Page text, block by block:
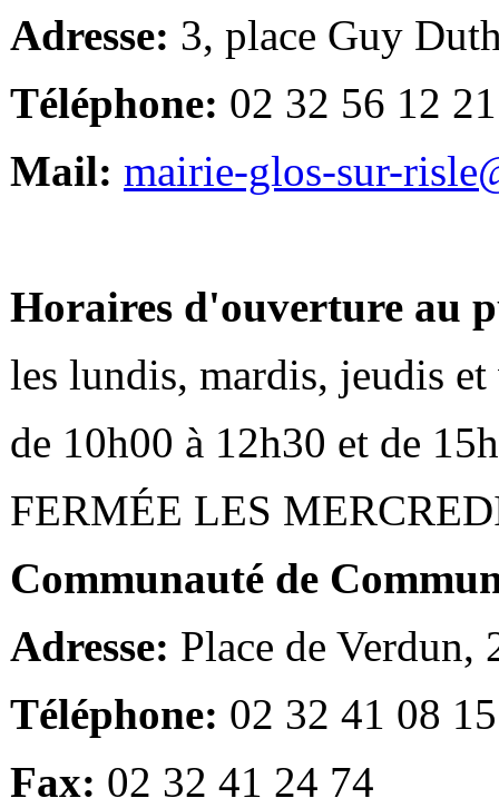
Adresse: 3, place Guy
Téléphone: 02 32 56 12 21
Mail: mairie-glos-sur-
Horaires d'ouverture au
les lundis, mardis, jeudis et
de 10h00 à 12h30 et de
FERMÉE LES
Communauté de
Adresse: Place de Verdun,
Téléphone: 02 32 41 08 15
Fax: 02 32 41 24 74